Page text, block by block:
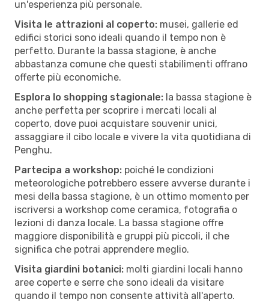
un'esperienza più personale.
Visita le attrazioni al coperto: musei, gallerie ed
edifici storici sono ideali quando il tempo non è
perfetto. Durante la bassa stagione, è anche
abbastanza comune che questi stabilimenti offrano
offerte più economiche.
Esplora lo shopping stagionale: la bassa stagione è
anche perfetta per scoprire i mercati locali al
coperto, dove puoi acquistare souvenir unici,
assaggiare il cibo locale e vivere la vita quotidiana di
Penghu.
Partecipa a workshop: poiché le condizioni
meteorologiche potrebbero essere avverse durante i
mesi della bassa stagione, è un ottimo momento per
iscriversi a workshop come ceramica, fotografia o
lezioni di danza locale. La bassa stagione offre
maggiore disponibilità e gruppi più piccoli, il che
significa che potrai apprendere meglio.
Visita giardini botanici: molti giardini locali hanno
aree coperte e serre che sono ideali da visitare
quando il tempo non consente attività all'aperto.